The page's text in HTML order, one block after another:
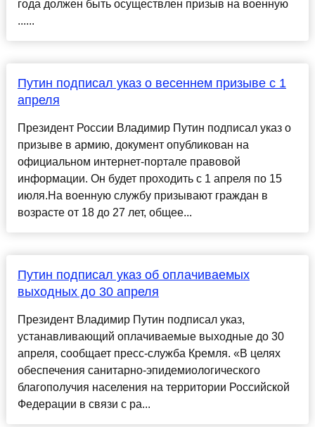
года должен быть осуществлен призыв на военную
......
Путин подписал указ о весеннем призыве с 1
апреля
Президент России Владимир Путин подписал указ о
призыве в армию, документ опубликован на
официальном интернет-портале правовой
информации. Он будет проходить с 1 апреля по 15
июля.На военную службу призывают граждан в
возрасте от 18 до 27 лет, общее...
Путин подписал указ об оплачиваемых
выходных до 30 апреля
Президент Владимир Путин подписал указ,
устанавливающий оплачиваемые выходные до 30
апреля, сообщает пресс-служба Кремля. «В целях
обеспечения санитарно-эпидемиологического
благополучия населения на территории Российской
Федерации в связи с ра...